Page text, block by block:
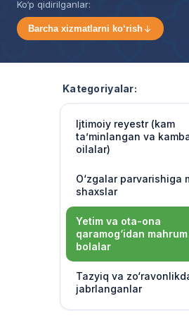
Ko‘p qidirilganlar:
Barcha xizmatlarni ko‘rish
Kategoriyalar:
Ijtimoiy reyestr (kam
ta’minlangan va
oilalar)
O‘zgalar parvarishiga
shaxslar
Yetim va ota-ona
qaramog‘idan mahrum
bolalar
Tazyiq va
jabrlanganlar